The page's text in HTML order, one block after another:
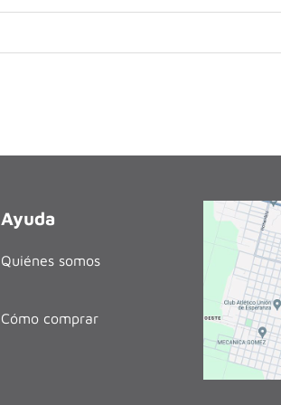
Ayuda
Quiénes somos
Cómo comprar